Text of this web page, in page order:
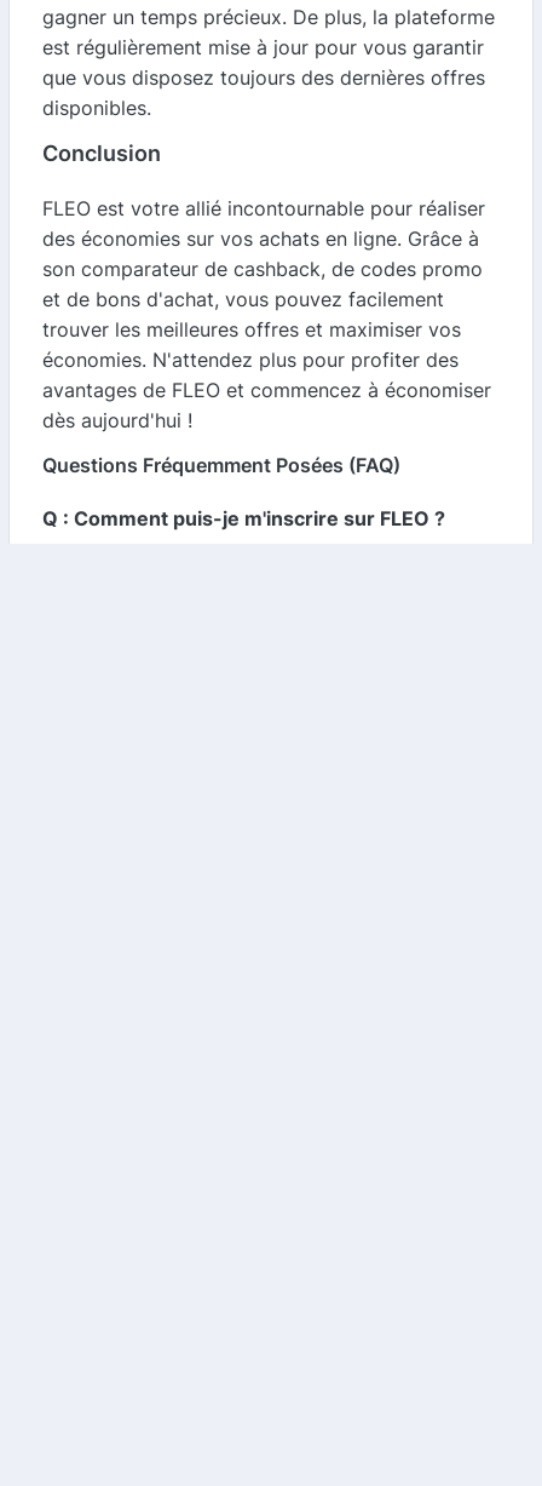
gagner un temps précieux. De plus, la plateforme
est régulièrement mise à jour pour vous garantir
que vous disposez toujours des dernières offres
disponibles.
Conclusion
FLEO est votre allié incontournable pour réaliser
des économies sur vos achats en ligne. Grâce à
son comparateur de cashback, de codes promo
et de bons d'achat, vous pouvez facilement
trouver les meilleures offres et maximiser vos
économies. N'attendez plus pour profiter des
avantages de FLEO et commencez à économiser
dès aujourd'hui !
Questions Fréquemment Posées (FAQ)
Q : Comment puis-je m'inscrire sur FLEO ?